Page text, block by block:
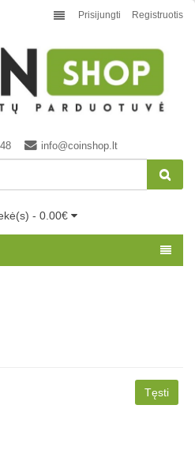
Prisijungti Registruotis
info@coinshop.lt
- 0.00€
Tęsti